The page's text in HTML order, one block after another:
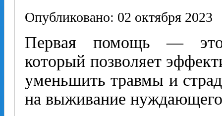
Опубликовано: 02 октября 2023
Первая помощь — это
который позволяет
уменьшить травмы и
на выживание